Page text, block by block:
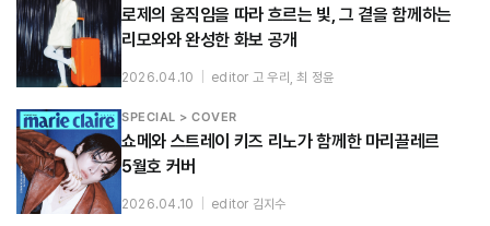
로제의 움직임을 따라 흐르는 빛, 그 곁을 함께하는
리모와와 완성한 화보 공개
2026.04.10 editor 고 우리, 최 정윤
SPECIAL > COVER
쇼메와 스트레이 키즈 리노가 함께한 마리끌레르
5월호 커버
2026.04.10 editor 김지수